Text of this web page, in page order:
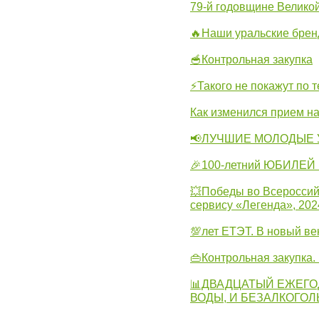
79-й годовщине
🔥Наши уральские
🥣Контрольная закупка
⚡Такого не покажут по
Как изменился прием
📢ЛУЧШИЕ МОЛОДЫЕ
🎉100-летний ЮБИЛЕЙ
💥Победы во
сервису «Легенда»,
💯лет ЕТЭТ. В новый
👜Контрольная
📊ДВАДЦАТЫЙ
ВОДЫ, И